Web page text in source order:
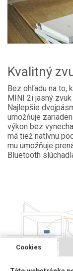
Kvalitný
Bez ohľadu na to,
MINI 2i jasný
Najlepšie
umožňuje
výkon bez
má tiež natívnu
mu umožňuje
Bluetooth
Cookies